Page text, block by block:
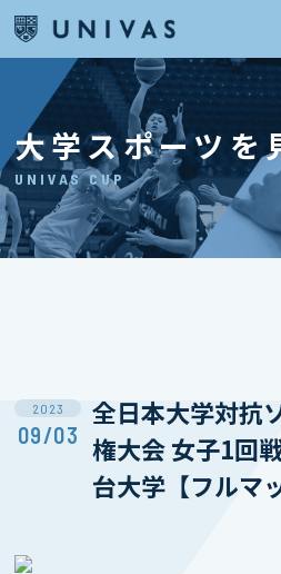
大学スポーツを
UNIVAS CUP
2023
09/03
全日本大学対抗
権大会 女子1回
台大学【フルマ